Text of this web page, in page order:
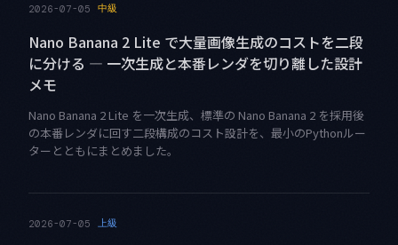
2026-07-05 中級
Nano Banana 2 Lite で大量画像生成のコストを二段
に分ける — 一次生成と本番レンダを切り離した設計
メモ
Nano Banana 2 Lite を一次生成、標準の Nano Banana 2 を採用後
の本番レンダに回す二段構成のコスト設計を、最小のPythonルー
ターとともにまとめました。
2026-07-05 上級